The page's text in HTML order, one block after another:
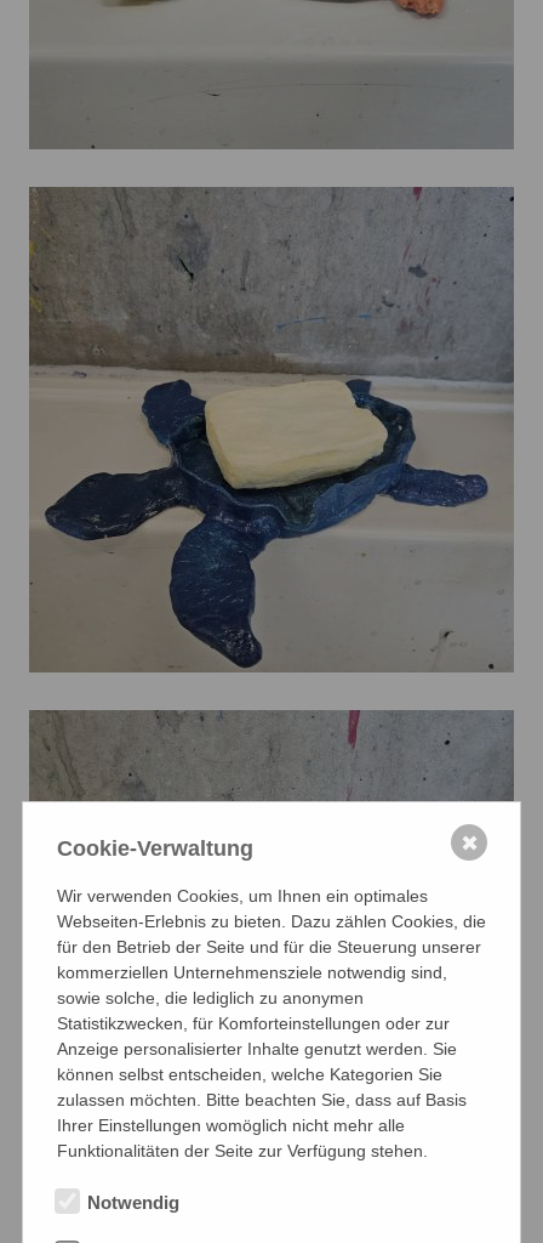
Cookie-Verwaltung
Wir verwenden Cookies, um Ihnen ein optimales
Webseiten-Erlebnis zu bieten. Dazu zählen Cookies, die
für den Betrieb der Seite und für die Steuerung unserer
kommerziellen Unternehmensziele notwendig sind,
sowie solche, die lediglich zu anonymen
Statistikzwecken, für Komforteinstellungen oder zur
Anzeige personalisierter Inhalte genutzt werden. Sie
können selbst entscheiden, welche Kategorien Sie
zulassen möchten. Bitte beachten Sie, dass auf Basis
Ihrer Einstellungen womöglich nicht mehr alle
Funktionalitäten der Seite zur Verfügung stehen.
Notwendig
✖